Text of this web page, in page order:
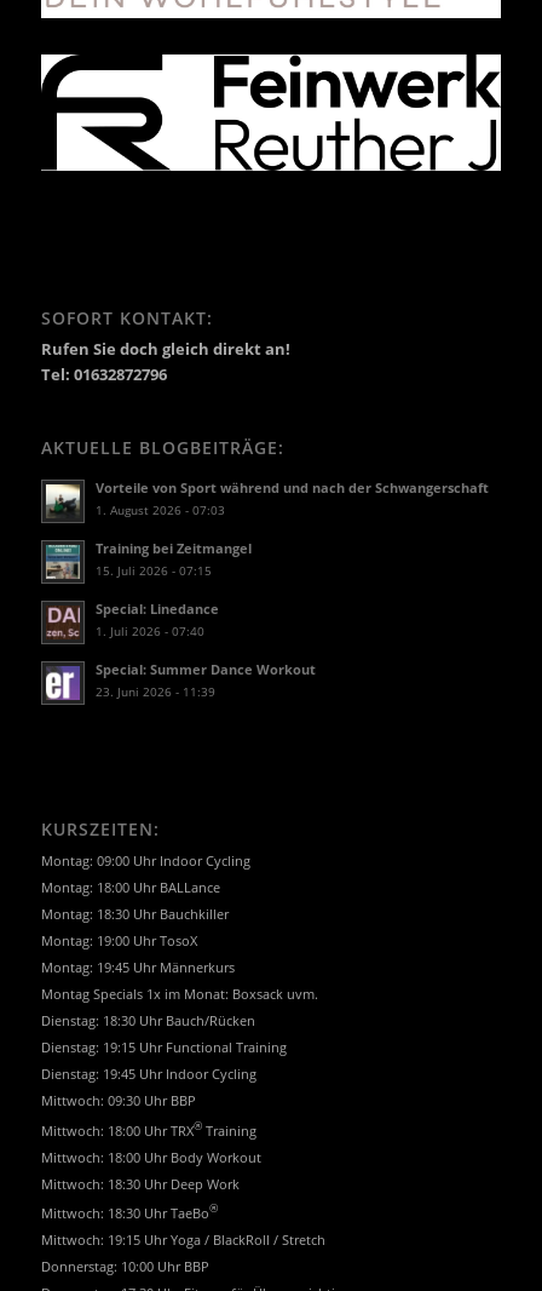
SOFORT KONTAKT:
Rufen Sie doch gleich direkt an!
Tel: 01632872796
AKTUELLE BLOGBEITRÄGE:
Vorteile von Sport während und nach der Schwangerschaft
1. August 2026 - 07:03
Training bei Zeitmangel
15. Juli 2026 - 07:15
Special: Linedance
1. Juli 2026 - 07:40
Special: Summer Dance Workout
23. Juni 2026 - 11:39
KURSZEITEN:
Montag: 09:00 Uhr Indoor Cycling
Montag: 18:00 Uhr BALLance
Montag: 18:30 Uhr Bauchkiller
Montag: 19:00 Uhr TosoX
Montag: 19:45 Uhr Männerkurs
Montag Specials 1x im Monat: Boxsack uvm.
Dienstag: 18:30 Uhr Bauch/Rücken
Dienstag: 19:15 Uhr Functional Training
Dienstag: 19:45 Uhr Indoor Cycling
Mittwoch: 09:30 Uhr BBP
Mittwoch: 18:00 Uhr TRX®Training
Mittwoch: 18:00 Uhr Body Workout
Mittwoch: 18:30 Uhr Deep Work
Mittwoch: 18:30 Uhr TaeBo®
Mittwoch: 19:15 Uhr Yoga / BlackRoll / Stretch
Donnerstag: 10:00 Uhr BBP